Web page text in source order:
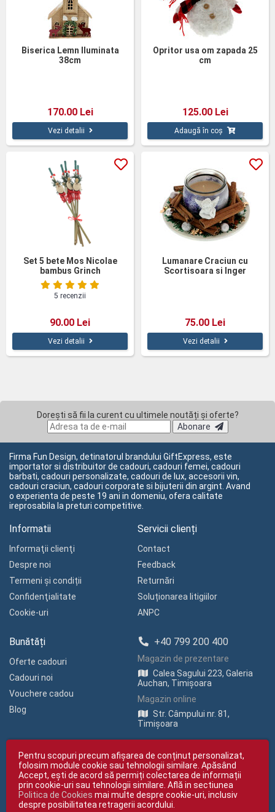
Biserica Lemn Iluminata
38cm
170.00 Lei
Vezi detalii
Opritor usa om zapada 25
cm
125.00 Lei
Adaugă în coș
Set 5 bete Mos Nicolae
bambus Grinch
5 recenzii
90.00 Lei
Vezi detalii
Lumanare Craciun cu
Scortisoara si Inger
75.00 Lei
Vezi detalii
Dorești să fii la curent cu ultimele noutăți și oferte?
Abonare
Firma Fun Design, detinatorul brandului GiftExpress, este
importator si distribuitor de cadouri, cadouri femei, cadouri
barbati, cadouri personalizate, cadouri de lux, accesorii vin,
cadouri craciun, cadouri corporate si bijuterii din argint. Avand
o experienta de peste 19 ani in domeniu, ofera calitate
ireprosabila la preturi competitive.
Informatii
Informaţii clienţi
Despre noi
Termeni și condiții
Confidenţialitate
Cookie-uri
Servicii clienți
Contact
Feedback
Returnări
Soluționarea litigiilor
ANPC
Bunătăți
Oferte cadouri
Cadouri noi
Vouchere cadou
Blog
+40 799 200 400
Magazin de prezentare
Calea Sagului 223, Galeria
Auchan, Timișoara
Magazin online
Str. Câmpului nr. 81,
Timișoara
Copyright © giftexpress.ro | Toate drepturile rezervate
giftexpress.ro aparține de Fun Design SRL (CUI RO 15651694, Nr. Reg. Com.
Pentru scopuri precum afișarea de conținut personalizat,
folosim module cookie sau tehnologii similare. Apăsând
Accept, ești de acord să permiți colectarea de informații
prin cookie-uri sau tehnologii similare. Află in sectiunea
Politica de Cookies mai multe despre cookie-uri, inclusiv
despre posibilitatea retragerii acordului.